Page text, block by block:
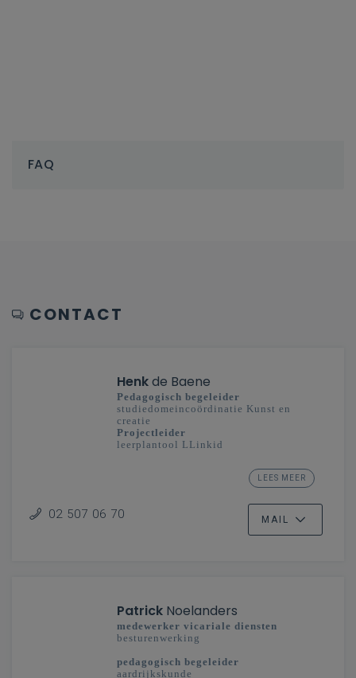
FAQ
CONTACT
Henkde Baene
Pedagogisch begeleider
studiedomeincoördinatie Kunst en
creatie
Projectleider
leerplantool LLinkid
secundair onderwijs - Vlaanderenbreed
Ontwikkeling klas en schoolLEES MEER
02 507 06 70 MAIL
Patrick Noelanders
medewerker vicariale diensten
besturenwerking
pedagogisch begeleider
aardrijkskunde